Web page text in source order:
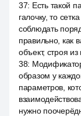
37: Есть такой
галочку, то
соблюдать
правильно, как
объект, строя из
38:
образом у
параметров,
нужно